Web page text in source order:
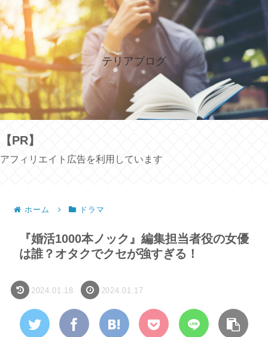
テリアブログ
【PR】
アフィリエイト広告を利用しています
ホーム ドラマ
『婚活1000本ノック』編集担当者役の女優
は誰？オタクでクセが強すぎる！
2024.01.18 2024.01.17